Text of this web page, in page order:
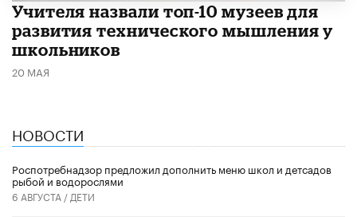
​Учителя назвали топ-10 музеев для
развития технического мышления у
школьников
20 МАЯ
НОВОСТИ
Роспотребнадзор предложил дополнить меню школ и детсадов
рыбой и водорослями
6 АВГУСТА / ДЕТИ